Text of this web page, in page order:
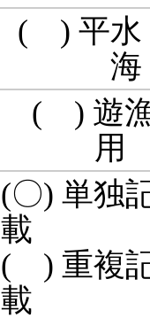
( ) 平
( ) 遊
用
(〇) 単独
載
( ) 重複
載